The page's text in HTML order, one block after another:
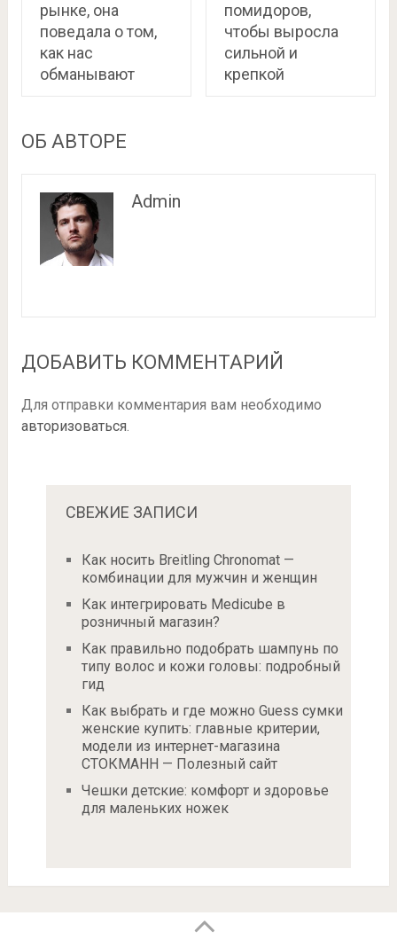
рынке, она
поведала о том,
как нас
обманывают
помидоров,
чтобы выросла
сильной и
крепкой
ОБ АВТОРЕ
Admin
ДОБАВИТЬ КОММЕНТАРИЙ
Для отправки комментария вам необходимо
авторизоваться.
СВЕЖИЕ ЗАПИСИ
Как носить Breitling Chronomat —
комбинации для мужчин и женщин
Как интегрировать Medicube в
розничный магазин?
Как правильно подобрать шампунь по
типу волос и кожи головы: подробный
гид
Как выбрать и где можно Guess сумки
женские купить: главные критерии,
модели из интернет-магазина
СТОКМАНН — Полезный сайт
Чешки детские: комфорт и здоровье
для маленьких ножек